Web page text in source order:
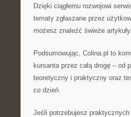
Dzięki ciągłemu rozwojowi
tematy zgłaszane przez
możesz znaleźć świeże artykuły.
Podsumowując, Colina.pl to
kursanta przez całą drogę –
teoretyczny i praktyczny oraz
co dzień.
Jeśli potrzebujesz